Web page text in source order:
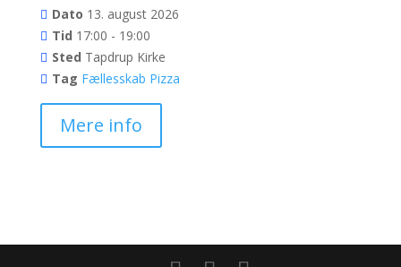
Dato 13. august 2026
Tid 17:00 - 19:00
Sted Tapdrup Kirke
Tag Fællesskab Pizza
Mere info